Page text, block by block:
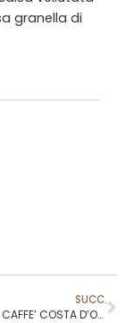
granella di
SUCC.
PREGEL PASTA CAFFE’ COSTA D’ORO